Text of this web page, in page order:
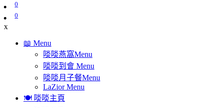
0
0
x
📖 Menu
啖啖燕窩Menu
啖啖到會 Menu
啖啖月子餐Menu
LaZior Menu
🍽️ 啖啖主頁